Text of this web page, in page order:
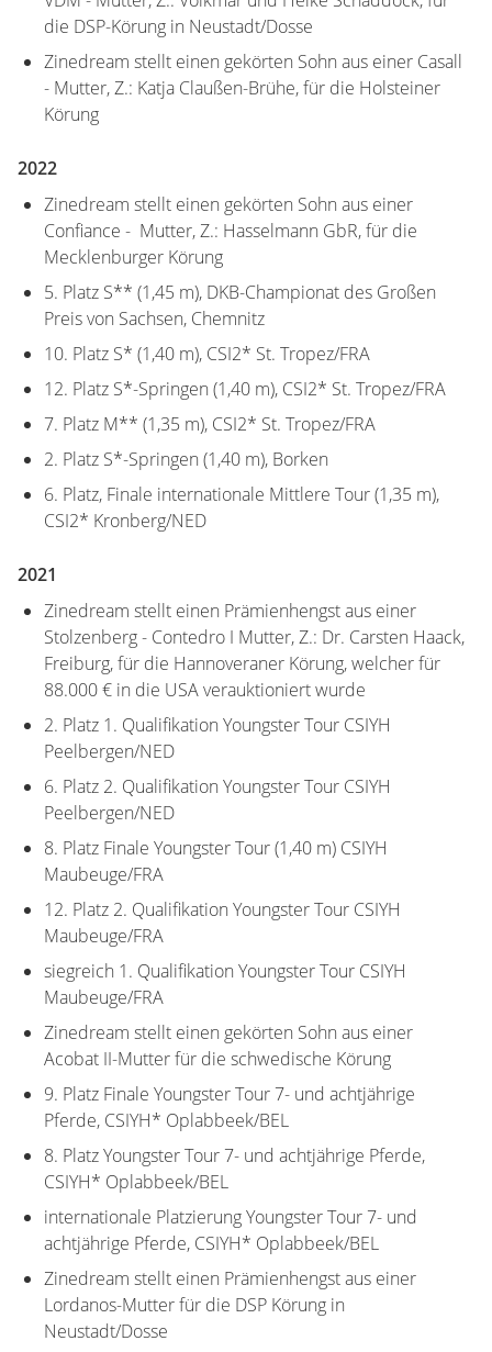
die DSP-Körung in Neustadt/Dosse
Zinedream stellt einen gekörten Sohn aus einer Casall
- Mutter, Z.: Katja Claußen-Brühe, für die Holsteiner
Körung
2022
Zinedream stellt einen gekörten Sohn aus einer
Confiance - Mutter, Z.: Hasselmann GbR, für die
Mecklenburger Körung
5. Platz S** (1,45 m), DKB-Championat des Großen
Preis von Sachsen, Chemnitz
10. Platz S* (1,40 m), CSI2* St. Tropez/FRA
12. Platz S*-Springen (1,40 m), CSI2* St. Tropez/FRA
7. Platz M** (1,35 m), CSI2* St. Tropez/FRA
2. Platz S*-Springen (1,40 m), Borken
6. Platz, Finale internationale Mittlere Tour (1,35 m),
CSI2* Kronberg/NED
2021
Zinedream stellt einen Prämienhengst aus einer
Stolzenberg - Contedro I Mutter, Z.: Dr. Carsten Haack,
Freiburg, für die Hannoveraner Körung, welcher für
88.000 € in die USA verauktioniert wurde
2. Platz 1. Qualifikation Youngster Tour CSIYH
Peelbergen/NED
6. Platz 2. Qualifikation Youngster Tour CSIYH
Peelbergen/NED
8. Platz Finale Youngster Tour (1,40 m) CSIYH
Maubeuge/FRA
12. Platz 2. Qualifikation Youngster Tour CSIYH
Maubeuge/FRA
siegreich 1. Qualifikation Youngster Tour CSIYH
Maubeuge/FRA
Zinedream stellt einen gekörten Sohn aus einer
Acobat II-Mutter für die schwedische Körung
9. Platz Finale Youngster Tour 7- und achtjährige
Pferde, CSIYH* Oplabbeek/BEL
8. Platz Youngster Tour 7- und achtjährige Pferde,
CSIYH* Oplabbeek/BEL
internationale Platzierung Youngster Tour 7- und
achtjährige Pferde, CSIYH* Oplabbeek/BEL
Zinedream stellt einen Prämienhengst aus einer
Lordanos-Mutter für die DSP Körung in
Neustadt/Dosse